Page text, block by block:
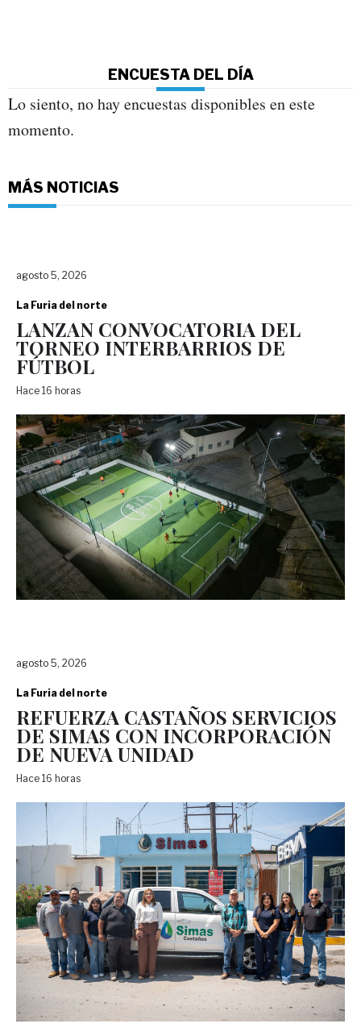
ENCUESTA DEL DÍA
Lo siento, no hay encuestas disponibles en este
momento.
MÁS NOTICIAS
agosto 5, 2026
La Furia del norte
LANZAN CONVOCATORIA DEL
TORNEO INTERBARRIOS DE
FÚTBOL
Hace 16 horas
agosto 5, 2026
La Furia del norte
REFUERZA CASTAÑOS SERVICIOS
DE SIMAS CON INCORPORACIÓN
DE NUEVA UNIDAD
Hace 16 horas